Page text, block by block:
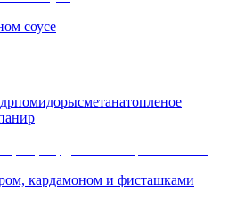
соусе
помидорысметанатопленое
кардамоном и фисташками